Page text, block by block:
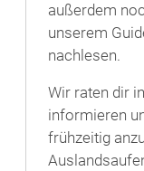
außerdem
unserem
nachlesen.
Wir raten dir
informieren
frühzeitig